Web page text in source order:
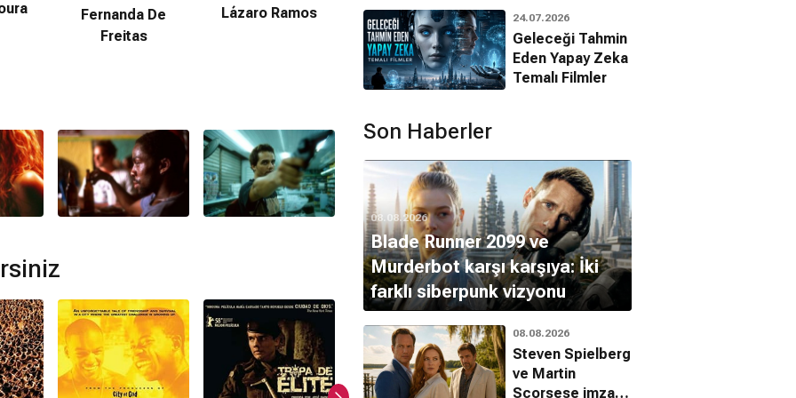
Fernanda De
Freitas
Lázaro Ramos
José Dumont
Tinho Bahia
Filmleri
24.07.2026
Geleceği Tahmin
Eden Yapay Zeka
Temalı Filmler
Son Haberler
08.08.2026
Blade Runner 2099 ve
Murderbot karşı karşıya: İki
farklı siberpunk vizyonu
08.08.2026
Steven Spielberg
ve Martin
Scorsese imzalı